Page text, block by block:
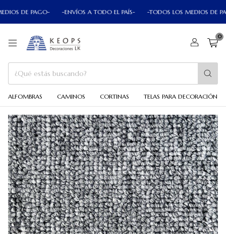
PAGO- -ENVÍOS A TODO EL PAÍS- -TODOS LOS MEDIOS DE PAGO-
0
ALFOMBRAS CAMINOS CORTINAS TELAS PARA DECORACIÓN